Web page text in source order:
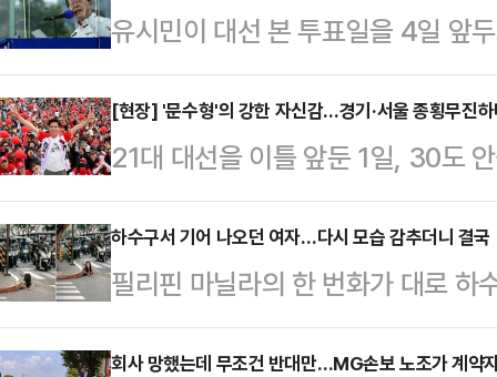
지지 선언을 한 게 맞다는 입장이지
일 회신을 통해 "그런 적이 없다"는
가짜 지지 선언을 날조한 사기극이
전 개성공단지원재단 이사장은 1일
후보 지지는 사…
유시민이 대선 본 투표일을 4일 앞
진영 책사가 ‘제정신’을 잃었다.그
을 가지고 비하하며 놀았다. 그의
준을 그대로 까 보이고 말았다.유시
정치생명이 되었건 그것이 완전히
대한민국이 성숙한 나라다. 그의 자
고 그가 아부한 이재명일 것이다.김
는 바람에 …
[현장] '문수형'의 강한 자신감…경기·서울 종횡무진
21대 대선을 이틀 앞둔 1일, 30도
선 후보의 열정을 누그러뜨리지 못
한 일정을 수행하고, 더 강한 어투
제까지는 가짜라고 하고 이제부터
판이 뒤집어지고 있다"고 이재명
하수구서 기어 나오던 여자…다시 모습 감추더니 결국
필리핀 마닐라의 한 번화가 대로 하
긴 노숙자가 정부의 지원을 받게
회사 망했는데 무조건 반대만…MG손보 노조가 계약